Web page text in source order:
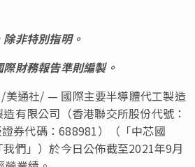
非特別指明。
財務報告準則編製。
美通社/ — 國際主要半導體代工製造
有限公司 （香港聯交所股份代號：
券代碼：688981）（ 「中芯國
們」 ）於今日公佈截至2021年9月